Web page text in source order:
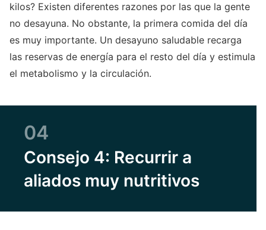
kilos? Existen diferentes razones por las que la gente
no desayuna. No obstante, la primera comida del día
es muy importante. Un desayuno saludable recarga
las reservas de energía para el resto del día y estimula
el metabolismo y la circulación.
04
Consejo 4: Recurrir a
aliados muy nutritivos